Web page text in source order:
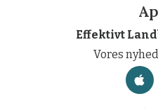
Effektivt
Vores